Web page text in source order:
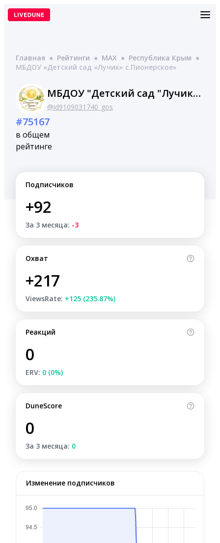
Перейти
Главная ● Рейтинги ● MAX ● Республика Крым ●
МБДОУ «Детский сад «Лучик» с.Пионерское»
МБДОУ "Детский сад "Лучик" с.Пионерское"
@id9109031740_gos
#75167
в общем
рейтинге
Подписчиков
+92
За 3 месяца: -3
Охват
+217
ViewsRate: +125 (235.87%)
Реакций
0
ERV: 0 (0%)
DuneScore
0
За 3 месяца: 0
Изменение подписчиков